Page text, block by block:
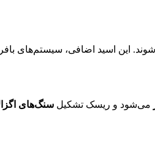
می‌شود و ریسک تشکیل سنگ‌های